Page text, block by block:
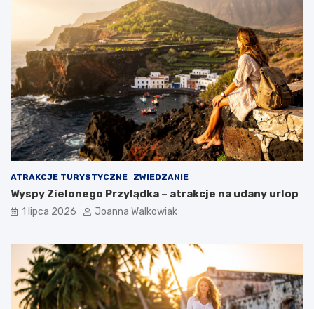
ATRAKCJE TURYSTYCZNE ZWIEDZANIE
Wyspy Zielonego Przylądka – atrakcje na udany urlop
1 lipca 2026 Joanna Walkowiak